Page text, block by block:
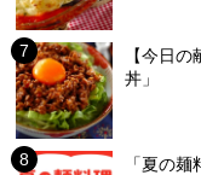
【今日
丼」
「夏の